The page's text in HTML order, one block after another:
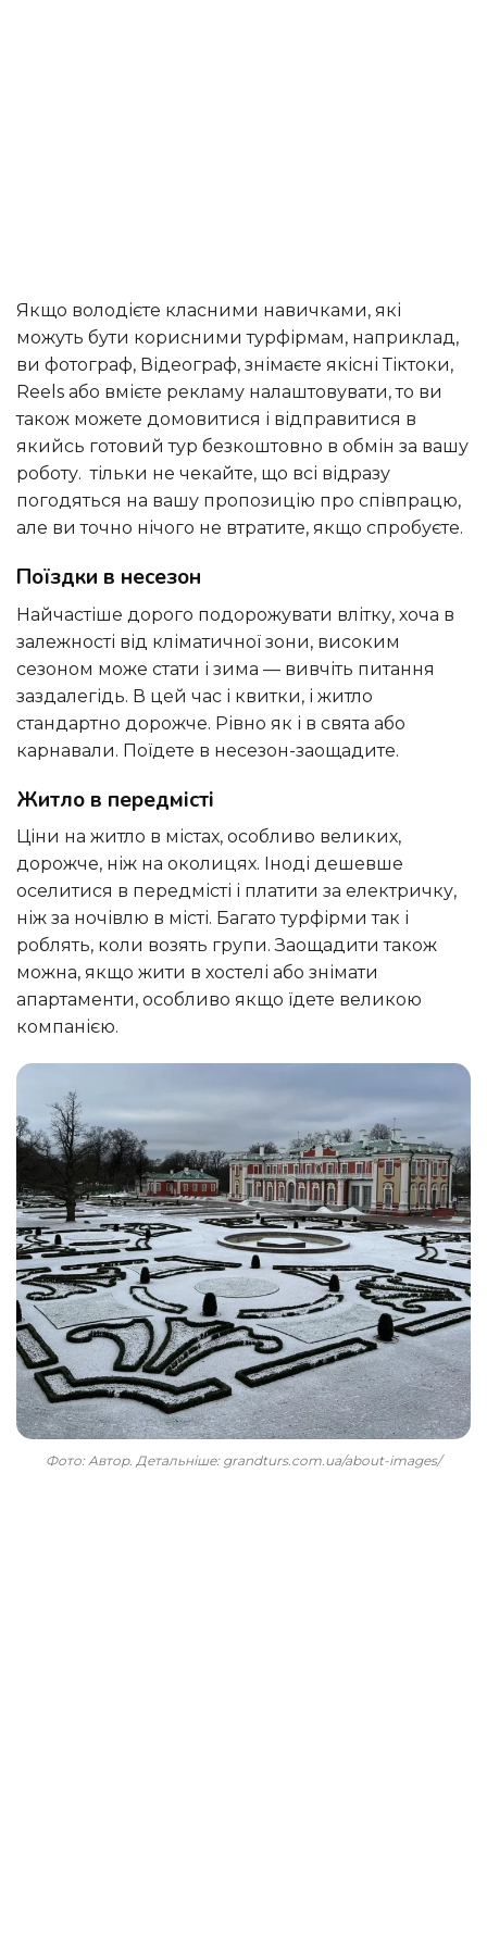
Якщо володієте класними навичками, які
можуть бути корисними турфірмам, наприклад,
ви фотограф, Відеограф, знімаєте якісні Тіктоки,
Reels або вмієте рекламу налаштовувати, то ви
також можете домовитися і відправитися в
якийсь готовий тур безкоштовно в обмін за вашу
роботу. тільки не чекайте, що всі відразу
погодяться на вашу пропозицію про співпрацю,
але ви точно нічого не втратите, якщо спробуєте.
Поїздки в несезон
Найчастіше дорого подорожувати влітку, хоча в
залежності від кліматичної зони, високим
сезоном може стати і зима — вивчіть питання
заздалегідь. В цей час і квитки, і житло
стандартно дорожче. Рівно як і в свята або
карнавали. Поїдете в несезон-заощадите.
Житло в передмісті
Ціни на житло в містах, особливо великих,
дорожче, ніж на околицях. Іноді дешевше
оселитися в передмісті і платити за електричку,
ніж за ночівлю в місті. Багато турфірми так і
роблять, коли возять групи. Заощадити також
можна, якщо жити в хостелі або знімати
апартаменти, особливо якщо їдете великою
компанією.
Фото: Автор. Детальніше: grandturs.com.ua/about-images/